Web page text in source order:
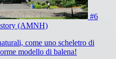
#6
(AMNH)
come uno scheletro di
modello di balena!